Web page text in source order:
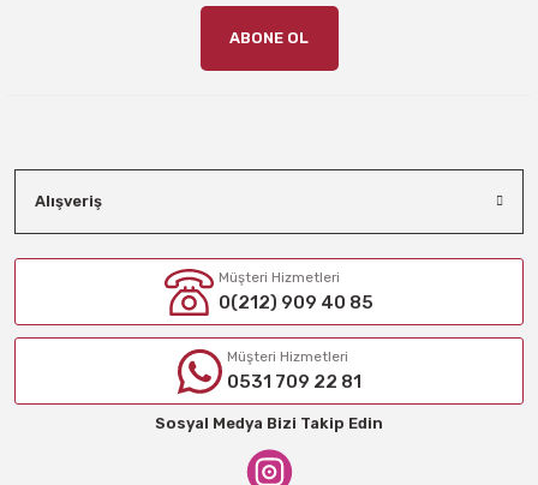
ABONE OL
Alışveriş
Müşteri Hizmetleri
0(212) 909 40 85
Müşteri Hizmetleri
0531 709 22 81
Sosyal Medya Bizi Takip Edin